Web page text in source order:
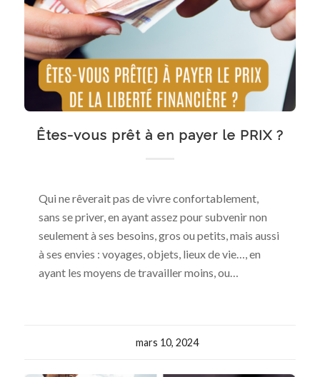
Êtes-vous prêt à en payer le PRIX ?
Qui ne rêverait pas de vivre confortablement,
sans se priver, en ayant assez pour subvenir non
seulement à ses besoins, gros ou petits, mais aussi
à ses envies : voyages, objets, lieux de vie…, en
ayant les moyens de travailler moins, ou…
mars 10, 2024